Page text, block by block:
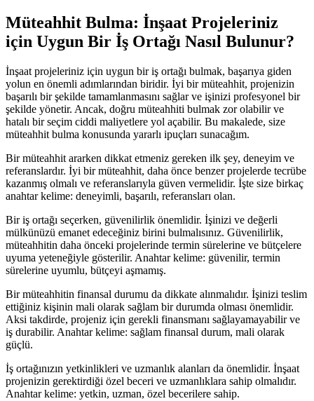
Müteahhit Bulma: İnşaat Projeleriniz
için Uygun Bir İş Ortağı Nasıl Bulunur?
İnşaat projeleriniz için uygun bir iş ortağı bulmak, başarıya giden
yolun en önemli adımlarından biridir. İyi bir müteahhit, projenizin
başarılı bir şekilde tamamlanmasını sağlar ve işinizi profesyonel bir
şekilde yönetir. Ancak, doğru müteahhiti bulmak zor olabilir ve
hatalı bir seçim ciddi maliyetlere yol açabilir. Bu makalede, size
müteahhit bulma konusunda yararlı ipuçları sunacağım.
Bir müteahhit ararken dikkat etmeniz gereken ilk şey, deneyim ve
referanslardır. İyi bir müteahhit, daha önce benzer projelerde tecrübe
kazanmış olmalı ve referanslarıyla güven vermelidir. İşte size birkaç
anahtar kelime: deneyimli, başarılı, referansları olan.
Bir iş ortağı seçerken, güvenilirlik önemlidir. İşinizi ve değerli
mülkünüzü emanet edeceğiniz birini bulmalısınız. Güvenilirlik,
müteahhitin daha önceki projelerinde termin sürelerine ve bütçelere
uyuma yeteneğiyle gösterilir. Anahtar kelime: güvenilir, termin
sürelerine uyumlu, bütçeyi aşmamış.
Bir müteahhitin finansal durumu da dikkate alınmalıdır. İşinizi teslim
ettiğiniz kişinin mali olarak sağlam bir durumda olması önemlidir.
Aksi takdirde, projeniz için gerekli finansmanı sağlayamayabilir ve
iş durabilir. Anahtar kelime: sağlam finansal durum, mali olarak
güçlü.
İş ortağınızın yetkinlikleri ve uzmanlık alanları da önemlidir. İnşaat
projenizin gerektirdiği özel beceri ve uzmanlıklara sahip olmalıdır.
Anahtar kelime: yetkin, uzman, özel becerilere sahip.